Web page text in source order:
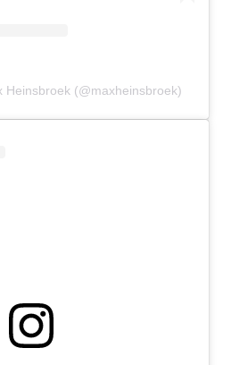
Heinsbroek (@maxheinsbroek)